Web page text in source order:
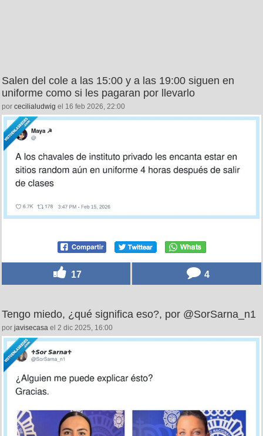
Salen del cole a las 15:00 y a las 19:00 siguen en
uniforme como si les pagaran por llevarlo
por cecilialudwig el 16 feb 2026, 22:00
17 4
Tengo miedo, ¿qué significa eso?, por @SorSarna_n1
por javisecasa el 2 dic 2025, 16:00